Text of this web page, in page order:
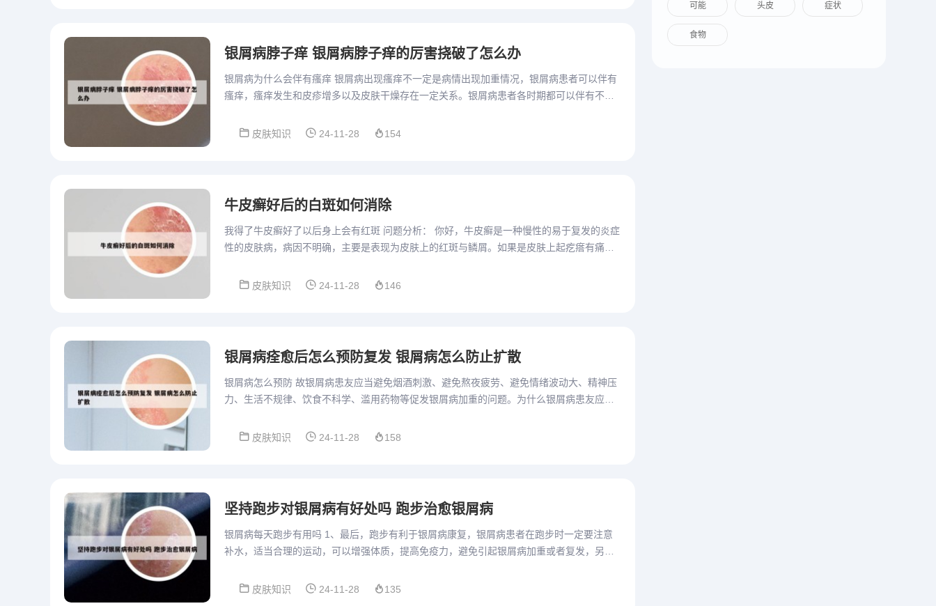
银屑病脖子痒 银屑病脖子痒的厉害挠破了怎么办
银屑病为什么会伴有瘙痒 银屑病出现瘙痒不一定是病情出现加重情况，银屑病患者可以伴有
瘙痒，瘙痒发生和皮疹增多以及皮肤干燥存在一定关系。银屑病患者各时期都可以伴有不同
皮肤知识
24-11-28 154
牛皮癣好后的白斑如何消除
我得了牛皮癣好了以后身上会有红斑 问题分析： 你好，牛皮癣是一种慢性的易于复发的炎症
性的皮肤病，病因不明确，主要是表现为皮肤上的红斑与鳞屑。如果是皮肤上起疙瘩有痛痒
皮肤知识
24-11-28 146
银屑病痊愈后怎么预防复发 银屑病怎么防止扩散
银屑病怎么预防 故银屑病患友应当避免烟酒刺激、避免熬夜疲劳、避免情绪波动大、精神压
力、生活不规律、饮食不科学、滥用药物等促发银屑病加重的问题。为什么银屑病患友应当
皮肤知识
24-11-28 158
坚持跑步对银屑病有好处吗 跑步治愈银屑病
银屑病每天跑步有用吗 1、最后，跑步有利于银屑病康复，银屑病患者在跑步时一定要注意
补水，适当合理的运动，可以增强体质，提高免疫力，避免引起银屑病加重或者复发，另外
皮肤知识
24-11-28 135
可能 头皮 症状
食物